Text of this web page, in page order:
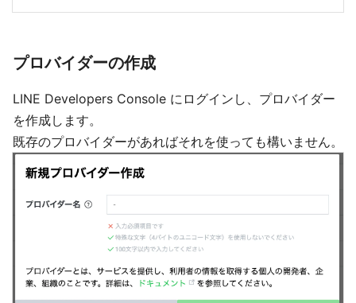
プロバイダーの作成
LINE Developers Console にログインし、プロバイダー
を作成します。
既存のプロバイダーがあればそれを使っても構いません。